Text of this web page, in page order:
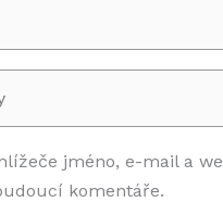
jméno, e-mail a
komentáře.